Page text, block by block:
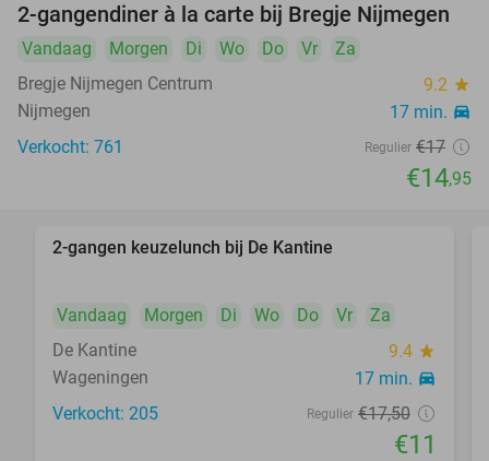
12%
2-gangendiner à la carte bij Bregje Nijmegen
Vandaag Morgen Di Wo Do Vr
Za
Bregje Nijmegen Centrum
9.2 star
Nijmegen 17 min. directions_car
Verkocht: 761 Regulier €17
€14,95
2-gangen keuzelunch bij De Kantine
Vandaag Morgen Di Wo Do Vr
Za
De Kantine
9.4 star
Wageningen 17 min. directions_car
Verkocht: 205 Regulier €17,50
€11